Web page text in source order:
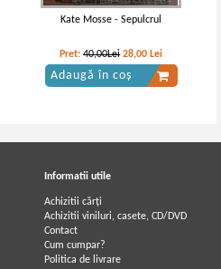
Kate Mosse - Sepulcrul
Pret:40,00Lei 28,00 Lei
Adaugă în coș
Informatii utile
Achizitii cărți
Achizitii viniluri, casete, CD/DVD
Contact
Cum cumpar?
Politica de livrare